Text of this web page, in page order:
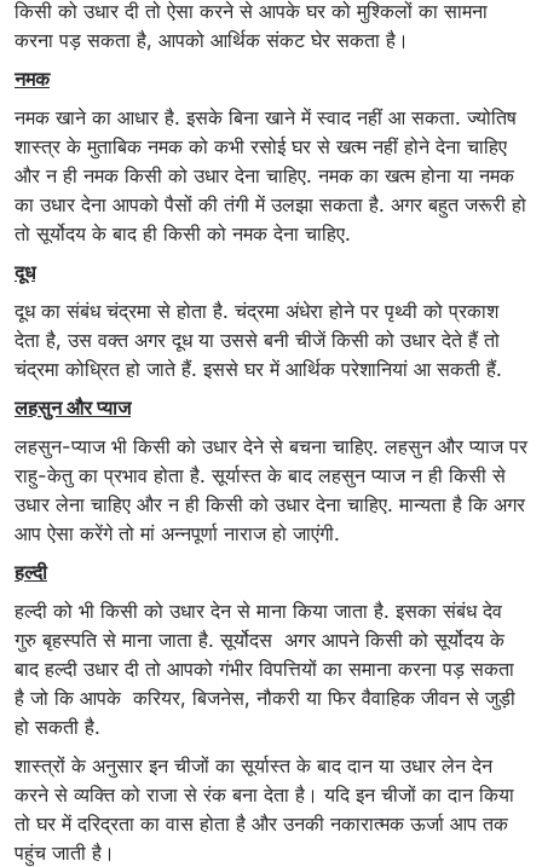
किसी को उधार दी तो ऐसा करने से आपके घर को मुश्किलों का सामना
करना पड़ सकता है, आपको आर्थिक संकट घेर सकता है।
नमक
नमक खाने का आधार है. इसके बिना खाने में स्वाद नहीं आ सकता. ज्योतिष
शास्त्र के मुताबिक नमक को कभी रसोई घर से खत्म नहीं होने देना चाहिए
और न ही नमक किसी को उधार देना चाहिए. नमक का खत्म होना या नमक
का उधार देना आपको पैसों की तंगी में उलझा सकता है. अगर बहुत जरूरी हो
तो सूर्योदय के बाद ही किसी को नमक देना चाहिए.
दूध
दूध का संबंध चंद्रमा से होता है. चंद्रमा अंधेरा होने पर पृथ्वी को प्रकाश
देता है, उस वक्त अगर दूध या उससे बनी चीजें किसी को उधार देते हैं तो
चंद्रमा कोध्रित हो जाते हैं. इससे घर में आर्थिक परेशानियां आ सकती हैं.
लहसुन और प्याज
लहसुन-प्याज भी किसी को उधार देने से बचना चाहिए. लहसुन और प्याज पर
राहु-केतु का प्रभाव होता है. सूर्यास्त के बाद लहसुन प्याज न ही किसी से
उधार लेना चाहिए और न ही किसी को उधार देना चाहिए. मान्यता है कि अगर
आप ऐसा करेंगे तो मां अन्नपूर्णा नाराज हो जाएंगी.
हल्दी
हल्दी को भी किसी को उधार देन से माना किया जाता है. इसका संबंध देव
गुरु बृहस्पति से माना जाता है. सूर्योदस अगर आपने किसी को सूर्योदय के
बाद हल्दी उधार दी तो आपको गंभीर विपत्तियों का समाना करना पड़ सकता
है जो कि आपके करियर, बिजनेस, नौकरी या फिर वैवाहिक जीवन से जुड़ी
हो सकती है.
शास्त्रों के अनुसार इन चीजों का सूर्यास्त के बाद दान या उधार लेन देन
करने से व्यक्ति को राजा से रंक बना देता है। यदि इन चीजों का दान किया
तो घर में दरिद्रता का वास होता है और उनकी नकारात्मक ऊर्जा आप तक
पहुंच जाती है।